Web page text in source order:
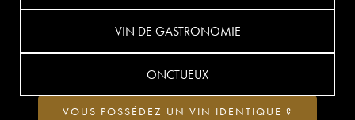
VIN DE GASTRONOMIE
ONCTUEUX
VOUS POSSÉDEZ UN VIN IDENTIQUE ?